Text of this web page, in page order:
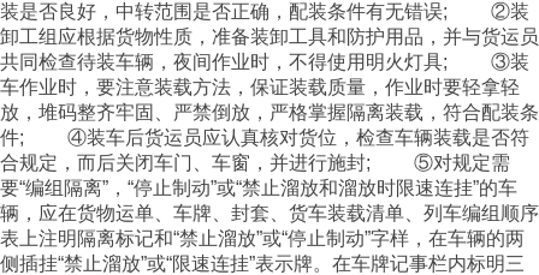
装是否良好，中转范围是否正确，配装条件有无错误; ②装
卸工组应根据货物性质，准备装卸工具和防护用品，并与货运员
共同检查待装车辆，夜间作业时，不得使用明火灯具; ③装
车作业时，要注意装载方法，保证装载质量，作业时要轻拿轻
放，堆码整齐牢固、严禁倒放，严格掌握隔离装载，符合配装条
件; ④装车后货运员应认真核对货位，检查车辆装载是否符
合规定，而后关闭车门、车窗，并进行施封; ⑤对规定需
要“编组隔离”，“停止制动”或“禁止溜放和溜放时限速连挂”的车
辆，应在货物运单、车牌、封套、货车装载清单、列车编组顺序
表上注明隔离标记和“禁止溜放”或“停止制动”字样，在车辆的两
侧插挂“禁止溜放”或“限速连挂”表示牌。在车牌记事栏内标明三